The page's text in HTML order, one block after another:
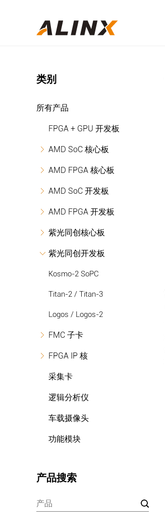
类别
所有产品
FPGA + GPU 开发板
AMD SoC 核心板
AMD FPGA 核心板
AMD SoC 开发板
AMD FPGA 开发板
紫光同创核心板
紫光同创开发板
Kosmo-2 SoPC
Titan-2 / Titan-3
Logos / Logos-2
FMC 子卡
FPGA IP 核
采集卡
逻辑分析仪
车载摄像头
功能模块
产品搜索